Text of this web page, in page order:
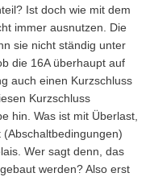
Ist doch wie mit dem
immer ausnutzen. Die
sie nicht ständig unter
die 16A überhaupt auf
auch einen Kurzschluss
Kurzschluss
hin. Was ist mit Überlast,
Wer sagt denn, das
werden? Also erst